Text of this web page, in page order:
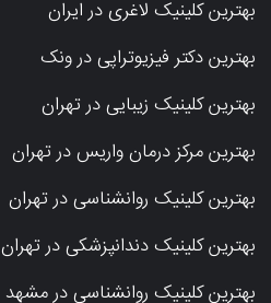
بهترین کلینیک لاغری در ایران
بهترین دکتر فیزیوتراپی در ونک
بهترین کلینیک زیبایی در تهران
بهترین مرکز درمان واریس در تهران
بهترین کلینیک روانشناسی در تهران
بهترین کلینیک دندانپزشکی در تهران
بهترین کلینیک روانشناسی در مشهد